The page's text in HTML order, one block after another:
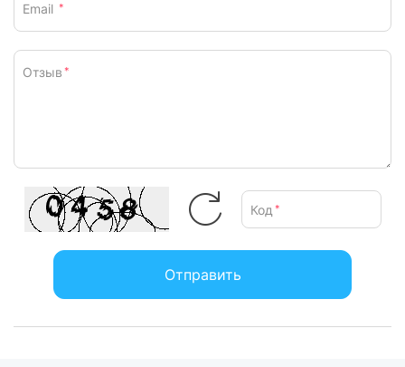
Email *
Отзыв *
Код *
Отправить